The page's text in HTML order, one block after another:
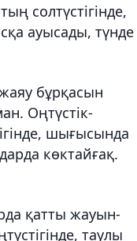
солтүстігінде,
ауысады, түнде
бұрқасын
Оңтүстік-
шығысында
көктайғақ.
қатты жауын-
таулы